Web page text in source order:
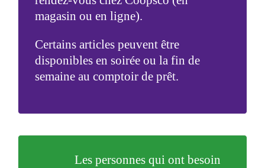
magasin ou en ligne).
Certains articles peuvent être
disponibles en soirée ou la fin de
semaine au comptoir de prêt.
Les personnes qui ont besoin